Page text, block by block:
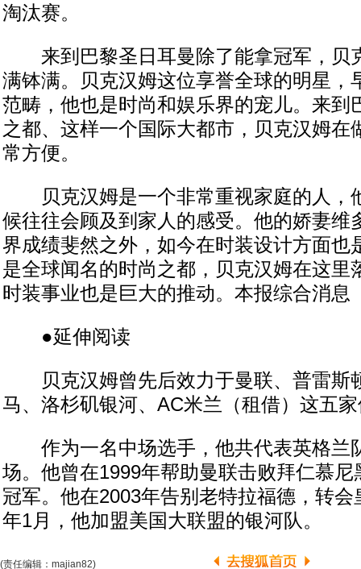
淘汰赛。
来到巴黎圣日耳曼除了能拿冠军，贝
满钵满。贝克汉姆这位享誉全球的明星，
范畴，他也是时尚和娱乐界的宠儿。来到
之都、这样一个国际大都市，贝克汉姆在
常方便。
贝克汉姆是一个非常重视家庭的人，
候往往会顾及到家人的感受。他的娇妻维
界成绩斐然之外，如今在时装设计方面也
是全球闻名的时尚之都，贝克汉姆在这里
时装事业也是巨大的推动。本报综合消息
●延伸阅读
贝克汉姆曾先后效力于曼联、普雷斯
马、洛杉矶银河、AC米兰（租借）这五
作为一名中场选手，他共代表英格兰
场。他曾在1999年帮助曼联击败拜仁慕
冠军。他在2003年告别老特拉福德，转会
年1月，他加盟美国大联盟的银河队。
(责任编辑：majian82)